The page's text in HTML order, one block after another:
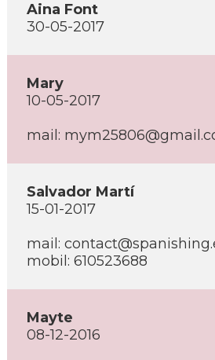
Aina Font
30-05-2017
Mary
10-05-2017
mail:
Salvador Martí­
15-01-2017
mail:
mobil: 610523688
Mayte
08-12-2016